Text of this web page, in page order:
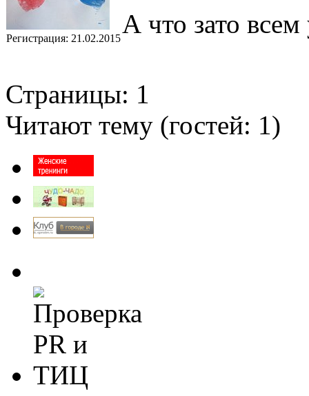
Регистрация: 21.02.2015А что зато всем
Страницы: 1
Читают тему (гостей: 1)